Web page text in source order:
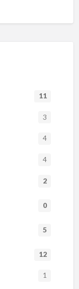
11
3
4
4
2
0
5
12
1